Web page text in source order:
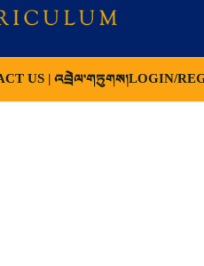
US | འབྲེལ་གཏུགས།LOGIN/